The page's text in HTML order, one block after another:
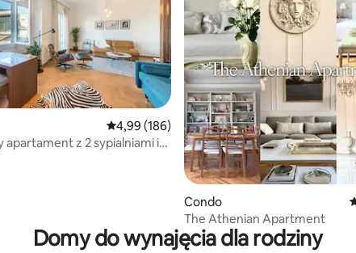
liczba recenzji: 671Średnia ocena: 4,99 na 5, liczba recenzji: 186
4,99 (186)
apartament z 2 sypialniami i
Condo
The Athenian Apartment
Domy do wynajęcia dla rodziny